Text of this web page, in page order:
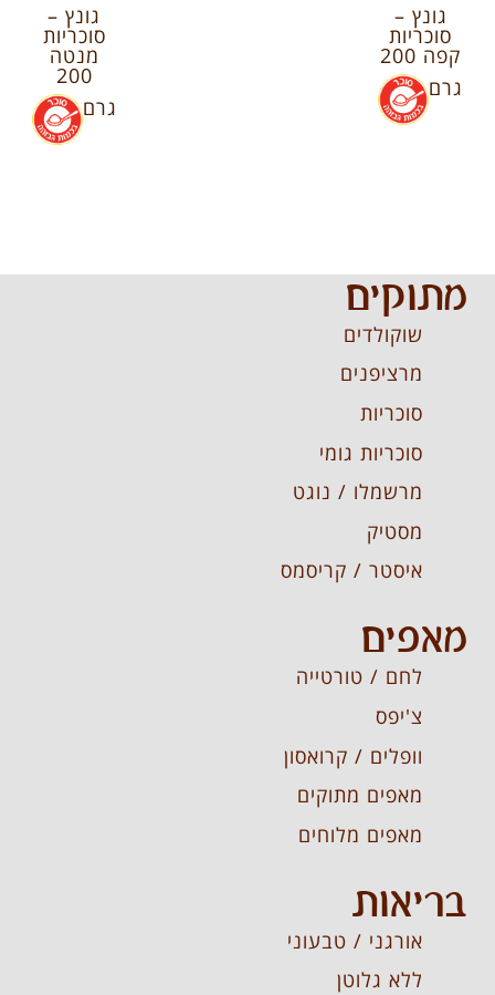
גונץ –
סוכריות
קפה 200
גרם
.
גונץ –
סוכריות
מנטה
200
גרם
.
מתוקים
שוקולדים
מרציפנים
סוכריות
סוכריות גומי
מרשמלו / נוגט
מסטיק
איסטר / קריסמס
מאפים
לחם / טורטייה
צ'יפס
וופלים / קרואסון
מאפים מתוקים
מאפים מלוחים
בריאות
אורגני / טבעוני
ללא גלוטן